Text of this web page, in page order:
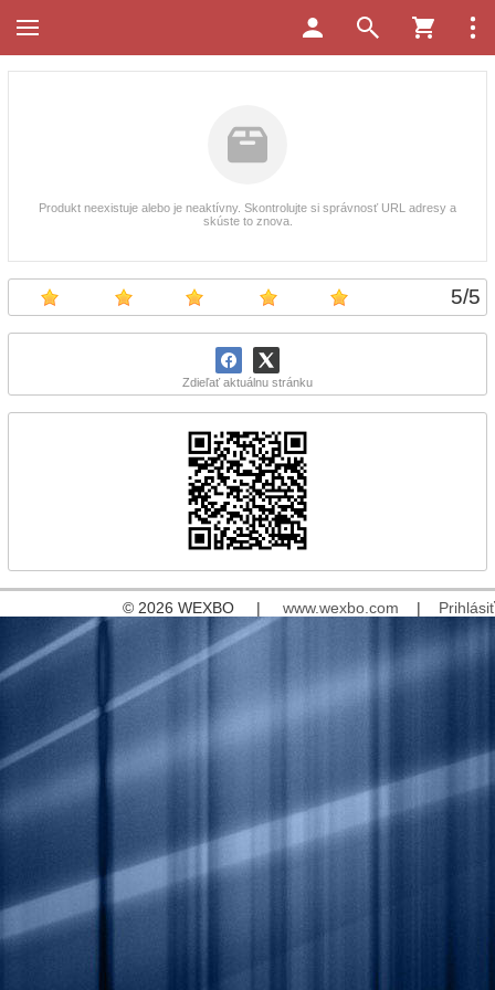
5/5
Zdieľať aktuálnu stránku
Produkt neexistuje alebo je neaktívny. Skontrolujte si správnosť URL adresy a
skúste to znova.
© 2026 WEXBO | www.wexbo.com | Prihlásiť